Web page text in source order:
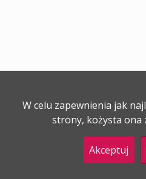
W celu zapewnienia jak
strony, kożysta ona
Akceptuj